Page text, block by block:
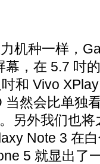
机种一样，
幕，在 5.7 吋
和 Vivo
然会比单独
另外我们也
Note 3 在
5 就显出了